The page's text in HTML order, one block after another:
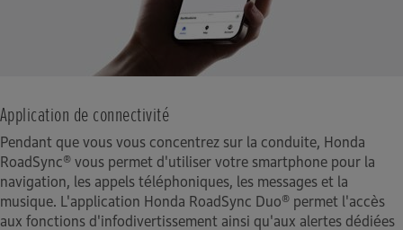
Application de connectivité
Pendant que vous vous concentrez sur la conduite, Honda
RoadSync® vous permet d'utiliser votre smartphone pour la
navigation, les appels téléphoniques, les messages et la
musique. L'application Honda RoadSync Duo® permet l'accès
aux fonctions d'infodivertissement ainsi qu'aux alertes dédiées